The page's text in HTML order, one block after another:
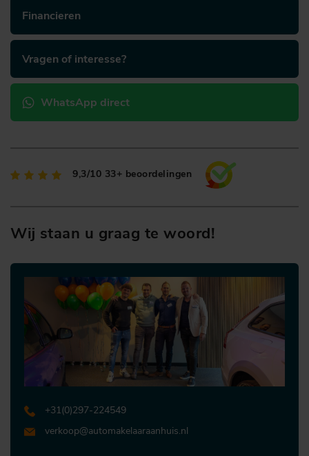
Financieren
Vragen of interesse?
WhatsApp direct
9,3/10 33+ beoordelingen
Wij staan u graag te woord!
+31 (0)297-224549
verkoop@automakelaaraanhuis.nl